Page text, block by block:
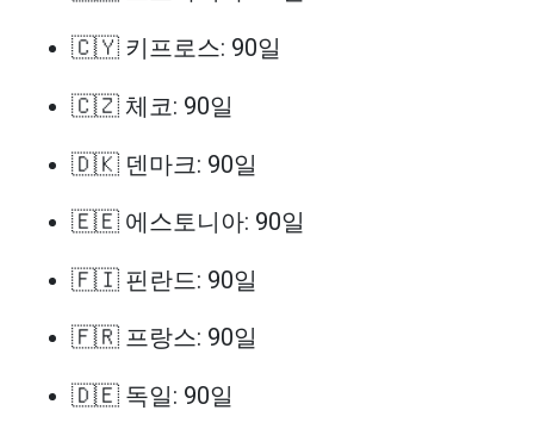
🇨🇾 키프로스: 90일
🇨🇿 체코: 90일
🇩🇰 덴마크: 90일
🇪🇪 에스토니아: 90일
🇫🇮 핀란드: 90일
🇫🇷 프랑스: 90일
🇩🇪 독일: 90일